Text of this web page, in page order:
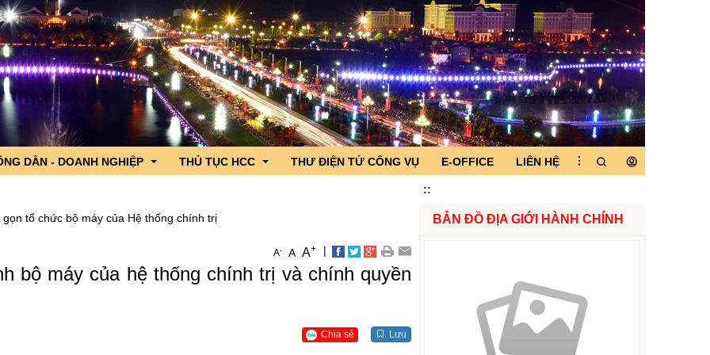
đạo
ngành
ứng cử đại biểu Quốc hội
DÂN - DOANH NGHIỆP
dân - Doanh nghiệp hỏi, Cơ quan nhà nước trả lời
hình xuất nhập khẩu qua cửa khẩu
THỦ TỤC HCC
CSDL Quốc gia về TTHC
TTHC nội bộ cơ quan HCNN
THƯ ĐIỆN TỬ CÔNG VỤ E-OFFICE LIÊN HỆ
::
gọn tổ chức bộ máy của Hệ thống chính trị
A- A A+ |
bộ máy của hệ thống chính trị và chính quyền
Chia sẻ Lưu
BẢN ĐỒ ĐỊA GIỚI HÀNH CHÍNH